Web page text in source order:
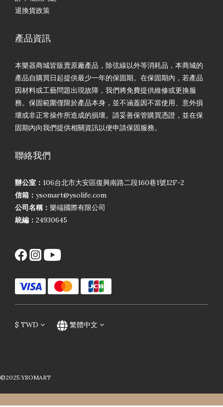
退換貨政策
產品資訊
本樂器商城皆販賣原廠產品，除弦線以外等消耗品，本商城的
產品自購買日起提供最少一年的保固期。在保固期內，若產品
因材料或工藝問題出現故障，我們將免費提供維修或更換服
務。保固範圍僅限於產品本身，並不涵蓋因不當使用、意外損
壞或非正常操作所造成的損壞。請妥善保管購買憑證，並在保
固期內向我們提供相關資訊以便申請保固服務。
聯絡我們
辦公室： 106台北市大安區復興南路二段160巷1號12F-2
信箱： ysomart@ysolife.com
公司名稱： 樂端國際有限公司
統編： 24930645
$ TWD 繁體中文
©2025.YSOMART